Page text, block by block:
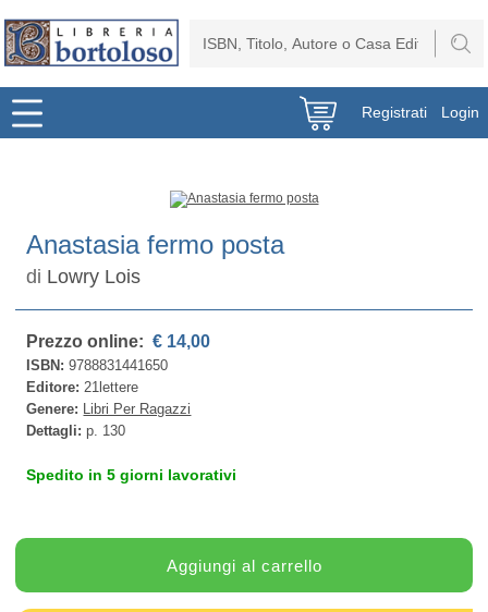
Registrati Login
Anastasia fermo posta
di Lowry Lois
Prezzo online: € 14,00
ISBN:9788831441650
Editore:21lettere
Genere: Libri Per Ragazzi
Dettagli:p. 130
Spedito in 5 giorni lavorativi